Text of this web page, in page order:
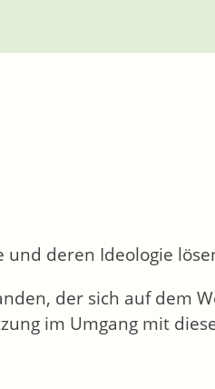
und deren Ideologie
der sich auf dem
im Umgang mit